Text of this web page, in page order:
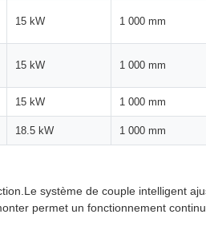
15 kW 1 000 mm
15 kW 1 000 mm
15 kW 1 000 mm
18.5 kW 1 000 mm
système de couple intelligent
permet un fonctionnement